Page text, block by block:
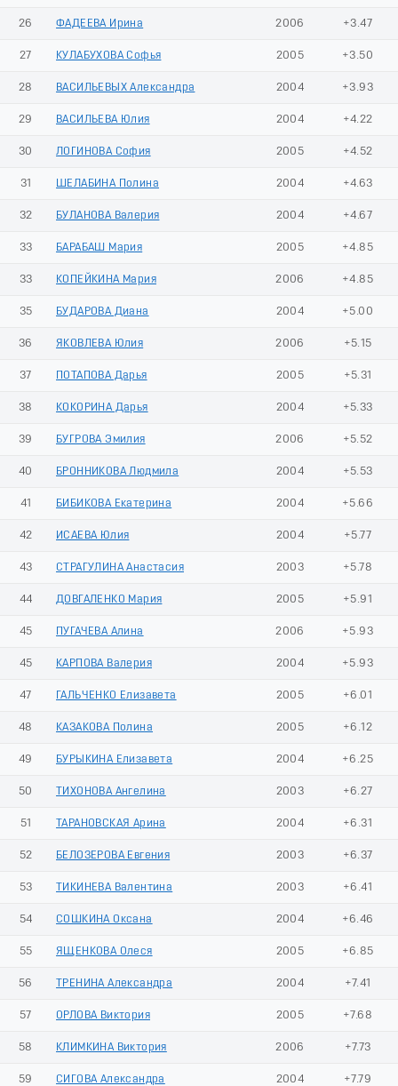
26 ФАДЕЕВА Ирина 2006 +3.47
27 КУЛАБУХОВА Софья 2005 +3.50
28 ВАСИЛЬЕВЫХ Александра 2004 +3.93
29 ВАСИЛЬЕВА Юлия 2004 +4.22
30 ЛОГИНОВА София 2005 +4.52
31 ШЕЛАБИНА Полина 2004 +4.63
32 БУЛАНОВА Валерия 2004 +4.67
33 БАРАБАШ Мария 2005 +4.85
33 КОПЕЙКИНА Мария 2006 +4.85
35 БУДАРОВА Диана 2004 +5.00
36 ЯКОВЛЕВА Юлия 2006 +5.15
37 ПОТАПОВА Дарья 2005 +5.31
38 КОКОРИНА Дарья 2004 +5.33
39 БУГРОВА Эмилия 2006 +5.52
40 БРОННИКОВА Людмила 2004 +5.53
41 БИБИКОВА Екатерина 2004 +5.66
42 ИСАЕВА Юлия 2004 +5.77
43 СТРАГУЛИНА Анастасия 2003 +5.78
44 ДОВГАЛЕНКО Мария 2005 +5.91
45 ПУГАЧЕВА Алина 2006 +5.93
45 КАРПОВА Валерия 2004 +5.93
47 ГАЛЬЧЕНКО Елизавета 2005 +6.01
48 КАЗАКОВА Полина 2005 +6.12
49 БУРЫКИНА Елизавета 2004 +6.25
50 ТИХОНОВА Ангелина 2003 +6.27
51 ТАРАНОВСКАЯ Арина 2004 +6.31
52 БЕЛОЗЕРОВА Евгения 2003 +6.37
53 ТИКИНЕВА Валентина 2003 +6.41
54 СОШКИНА Оксана 2004 +6.46
55 ЯЩЕНКОВА Олеся 2005 +6.85
56 ТРЕНИНА Александра 2004 +7.41
57 ОРЛОВА Виктория 2005 +7.68
58 КЛИМКИНА Виктория 2006 +7.73
59 СИГОВА Александра 2004 +7.79